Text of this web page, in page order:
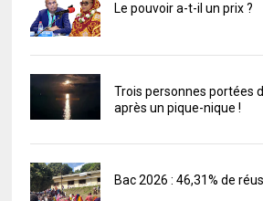
Le pouvoir a-t-il un prix ?
Trois personnes portées
après un pique-nique !
Bac 2026 : 46,31% de